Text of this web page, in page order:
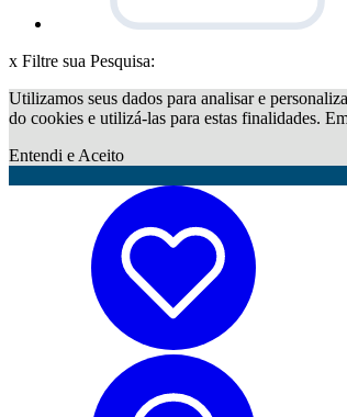
x Filtre sua Pesquisa:
Utilizamos seus dados para analisar e
do cookies e utilizá-las para estas finalidades.
Entendi e Aceito